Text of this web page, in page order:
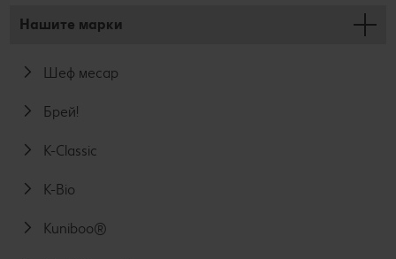
Нашите марки
Шеф месар
Брей!
K-Classic
K-Bio
Kuniboo®